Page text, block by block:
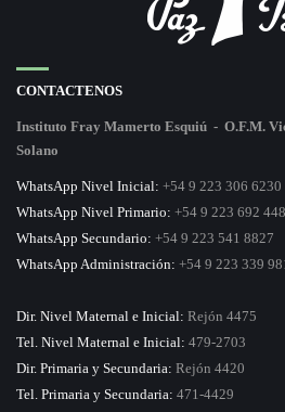
CONTACTENOS
Instituto Fray Mamerto Esquiú - O.F.M.
Solano
WhatsApp Nivel Inicial: +54 9 223 306 6230
WhatsApp Nivel Primario: +54 9 223 692
WhatsApp Secundario: +54 9 223 541 8827
WhatsApp Administración: +54 9 223 339
Dir. Nivel Maternal e Inicial: Rejón 4475
Tel. Nivel Maternal e Inicial: 479-2703
Dir. Primaria y Secundaria: Rejón 4420
Tel. Primaria y Secundaria: 471-4429